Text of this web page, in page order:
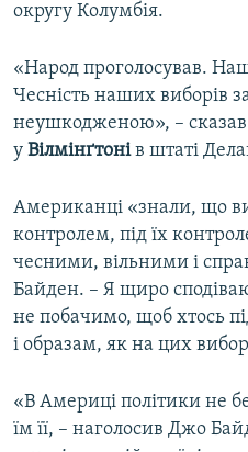
округу Колумбія.
«Народ проголосував.
Чесність наших виборів
неушкодженою», –
у Вілмінґтонів штаті
Американці «знали, що
контролем, під їх
чесними, вільними і
Байден. – Я щиро
не побачимо, щоб хтось
і образам, як на цих
«В Америці політики не
їм її, – наголосив Джо